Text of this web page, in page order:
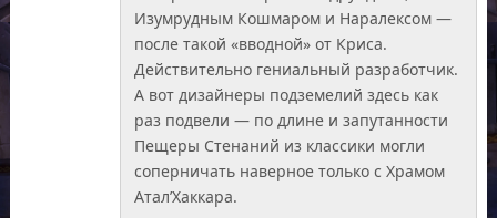
Изумрудным Кошмаром и Наралексом —
после такой «вводной» от Криса.
Действительно гениальный разработчик.
А вот дизайнеры подземелий здесь как
раз подвели — по длине и запутанности
Пещеры Стенаний из классики могли
соперничать наверное только с Храмом
Атал’Хаккара.